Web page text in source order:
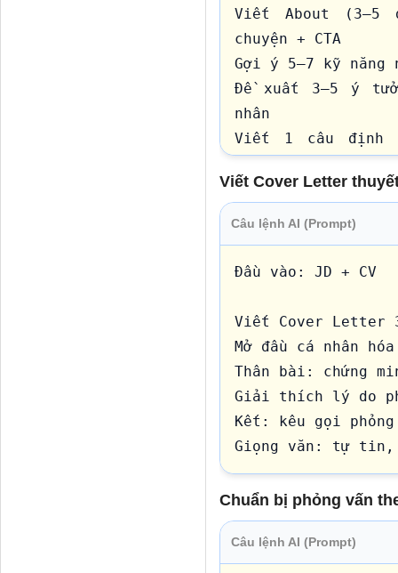
Viết About (3–5
chuyện + CTA
Gợi ý 5–7 kỹ năng
Đề xuất 3–5 ý
nhân
Viết 1 câu định
Viết Cover Letter
Câu lệnh AI (Prompt)
Đầu vào: JD + CV
Viết Cover Letter
Mở đầu cá nhân
Thân bài: chứng
Giải thích lý do
Kết: kêu gọi
Giọng văn: tự tin,
Chuẩn bị phỏng vấn
Câu lệnh AI (Prompt)